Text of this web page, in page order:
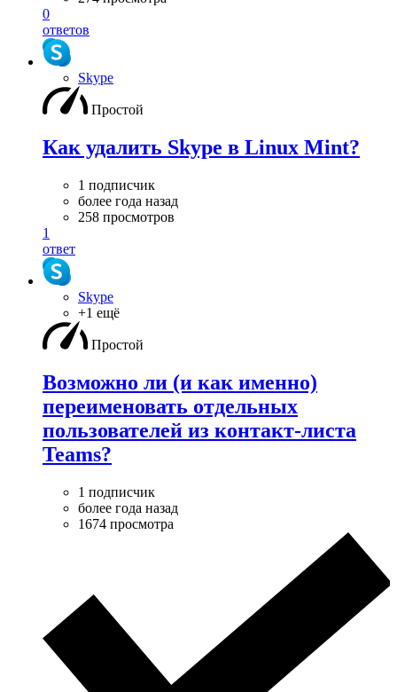
0
ответов
Skype
Простой
Как удалить Skype в Linux Mint?
1 подписчик
более года назад
258 просмотров
1
ответ
Skype
+1 ещё
Простой
Возможно ли (и как именно)
переименовать отдельных
пользователей из контакт-листа
Teams?
1 подписчик
более года назад
1674 просмотра